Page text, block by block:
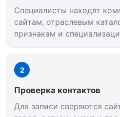
Специалисты находят
сайтам, отраслевым
признакам и
2
Проверка контактов
Для записи сверяются